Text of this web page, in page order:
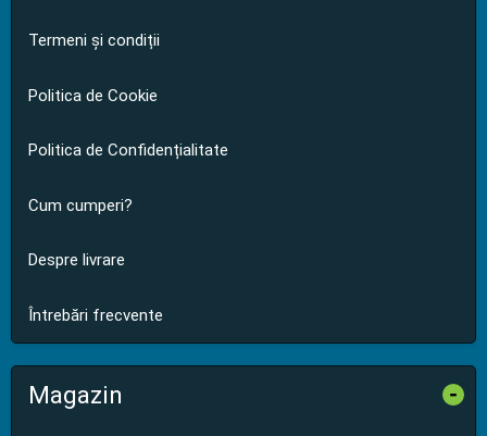
Termeni și condiții
Politica de Cookie
Politica de Confidențialitate
Cum cumperi?
Despre livrare
Întrebări frecvente
Magazin -